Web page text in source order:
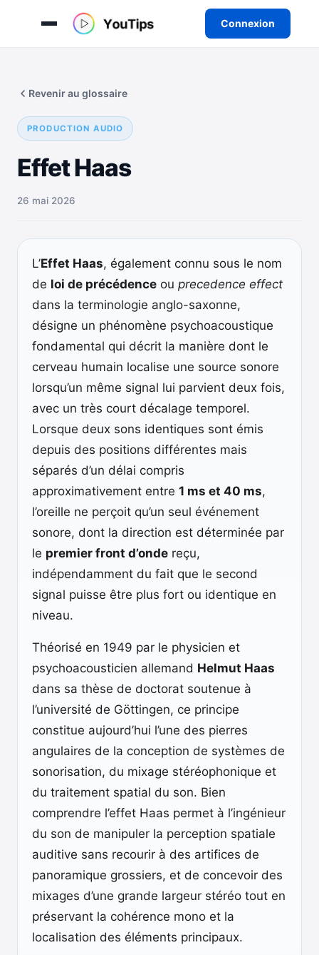
Connexion
contenu
PRODUCTION AUDIO
Effet Haas
Revenir au glossaire
26 mai 2026
L’Effet Haas, également connu sous le nom
de loi de précédence ou precedence effect
dans la terminologie anglo-saxonne,
désigne un phénomène psychoacoustique
fondamental qui décrit la manière dont le
cerveau humain localise une source sonore
lorsqu’un même signal lui parvient deux fois,
avec un très court décalage temporel.
Lorsque deux sons identiques sont émis
depuis des positions différentes mais
séparés d’un délai compris
approximativement entre 1 ms et 40 ms,
l’oreille ne perçoit qu’un seul événement
sonore, dont la direction est déterminée par
le premier front d’onde reçu,
indépendamment du fait que le second
signal puisse être plus fort ou identique en
niveau.
Théorisé en 1949 par le physicien et
psychoacousticien allemand Helmut Haas
dans sa thèse de doctorat soutenue à
l’université de Göttingen, ce principe
constitue aujourd’hui l’une des pierres
angulaires de la conception de systèmes de
sonorisation, du mixage stéréophonique et
du traitement spatial du son. Bien
comprendre l’effet Haas permet à l’ingénieur
du son de manipuler la perception spatiale
auditive sans recourir à des artifices de
panoramique grossiers, et de concevoir des
mixages d’une grande largeur stéréo tout en
préservant la cohérence mono et la
localisation des éléments principaux.